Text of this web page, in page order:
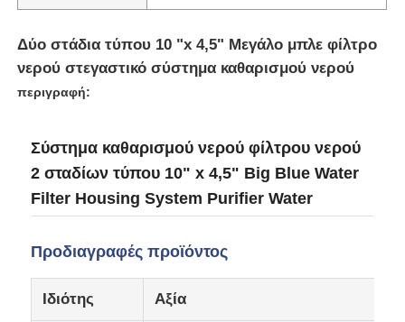
Σχετικά με εμάς
Δύο στάδια τύπου 10 "x 4,5" Μεγάλο μπλε φίλτρο
νερού στεγαστικό σύστημα καθαρισμού νερού
περιγραφή:
Σύστημα καθαρισμού νερού φίλτρου νερού
2 σταδίων τύπου 10" x 4,5" Big Blue Water
Filter Housing System Purifier Water
Προδιαγραφές προϊόντος
Ιδιότης Αξία